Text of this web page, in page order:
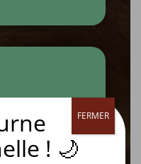
! 🌙
FERMER